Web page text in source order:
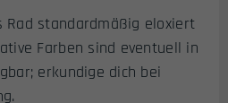
Rad standardmäßig eloxiert
Farben sind eventuell in
erkundige dich bei